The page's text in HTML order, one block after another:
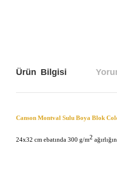
Ürün Bilgisi
Canson Montval Sulu Boya Blok
24x32 cm ebatında 300 g/m2